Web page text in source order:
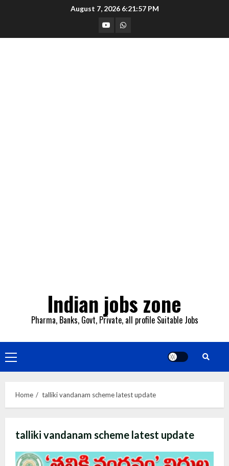
August 7, 2026 6:21:58 PM
YouTubeWhatsapp
Indian jobs zone
Pharma, Banks, Govt, Private, all profile Suitable Jobs
Primary
Menu
Home talliki vandanam scheme latest update
talliki vandanam scheme latest update